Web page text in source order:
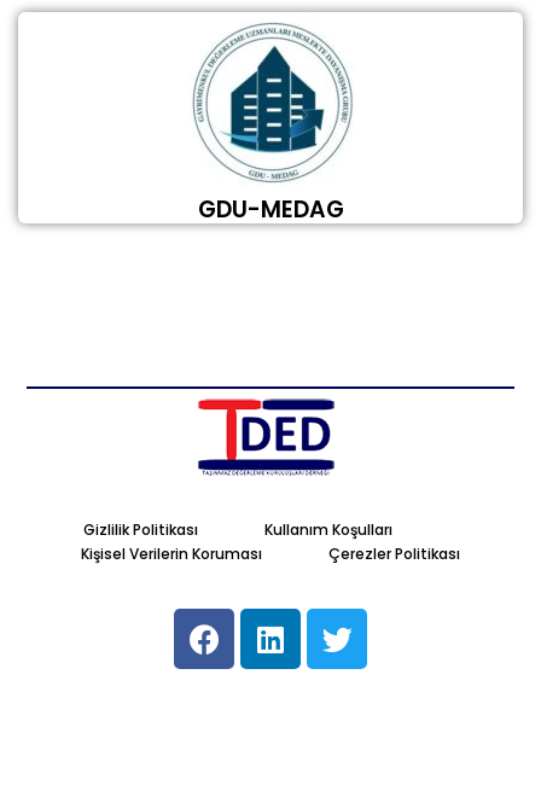
GDU-MEDAG
Gizlilik Politikası
Kullanım Koşulları
Kişisel Verilerin Koruması
Çerezler Politikası